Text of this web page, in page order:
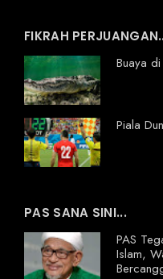
FIKRAH
Buaya
Piala
PAS SANA SINI...
PAS
Islam,